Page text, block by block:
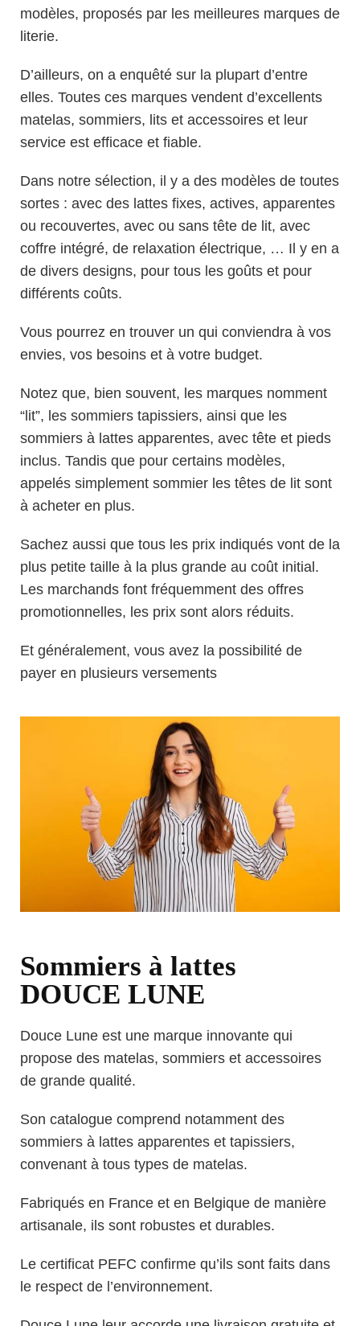
modèles, proposés par les meilleures marques de
literie.
D’ailleurs, on a enquêté sur la plupart d’entre
elles. Toutes ces marques vendent d’excellents
matelas, sommiers, lits et accessoires et leur
service est efficace et fiable.
Dans notre sélection, il y a des modèles de toutes
sortes : avec des lattes fixes, actives, apparentes
ou recouvertes, avec ou sans tête de lit, avec
coffre intégré, de relaxation électrique, … Il y en a
de divers designs, pour tous les goûts et pour
différents coûts.
Vous pourrez en trouver un qui conviendra à vos
envies, vos besoins et à votre budget.
Notez que, bien souvent, les marques nomment
“lit”, les sommiers tapissiers, ainsi que les
sommiers à lattes apparentes, avec tête et pieds
inclus. Tandis que pour certains modèles,
appelés simplement sommier les têtes de lit sont
à acheter en plus.
Sachez aussi que tous les prix indiqués vont de la
plus petite taille à la plus grande au coût initial.
Les marchands font fréquemment des offres
promotionnelles, les prix sont alors réduits.
Et généralement, vous avez la possibilité de
payer en plusieurs versements
Sommiers à lattes
DOUCE LUNE
Douce Lune est une marque innovante qui
propose des matelas, sommiers et accessoires
de grande qualité.
Son catalogue comprend notamment des
sommiers à lattes apparentes et tapissiers,
convenant à tous types de matelas.
Fabriqués en France et en Belgique de manière
artisanale, ils sont robustes et durables.
Le certificat PEFC confirme qu’ils sont faits dans
le respect de l’environnement.